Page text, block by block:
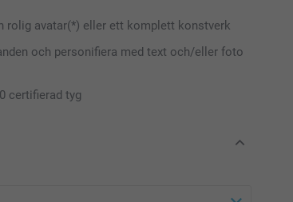
rolig avatar(*) eller ett komplett konstverk
och personifiera med text och/eller foto
certifierad tyg